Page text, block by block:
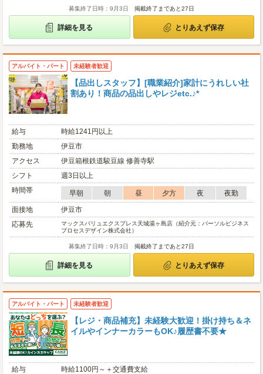
募集終了日時：9月3日 掲載終了まであと27日
詳細を見る とりあえず保存
アルバイト・パート 未経験者歓迎
【品出しスタッフ】[職業紹介]家計にうれしい社
割あり！商品の品出しやレジetc.♪*
給与
時給1241円以上
勤務地
伊豆市
アクセス
伊豆箱根鉄道駿豆線 修善寺駅
シフト
週3日以上
時間帯
早朝 朝 昼 夕方 夜
夜勤
面接地
伊豆市
応募先
マックスバリュエクスプレス天城湯ヶ島店（紹介元：パーソルビジネス
プロセスデザイン株式会社）
募集終了日時：9月3日 掲載終了まであと27日
詳細を見る とりあえず保存
アルバイト・パート 未経験者歓迎
【レジ・商品補充】未経験大歓迎！掛け持ち＆ネ
イルやインナーカラーもOK♪履歴書不要★
給与
時給1100円～＋交通費支給